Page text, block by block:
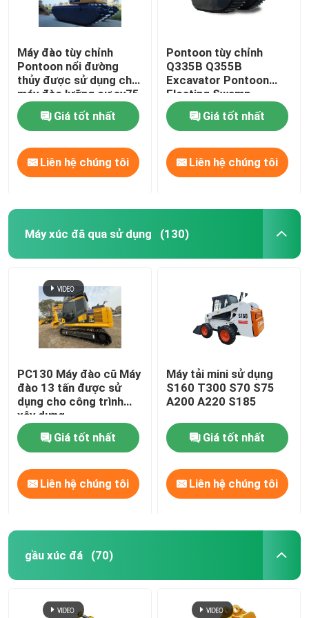
Máy đào tùy chỉnh
Pontoon nổi đường
thủy được sử dụng cho
máy đào lưỡng cư sy75
sk75 sy135 sy215
320d
Giá tốt nhất
Liên hệ chúng tôi
Pontoon tùy chỉnh
Q335B Q355B
Excavator Pontoon
Floating Swamp
Amphibious Pontoon
cho SANY SY135C
Giá tốt nhất
Liên hệ chúng tôi
Máy xúc đã qua sử dụng (130)
PC130 Máy đào cũ Máy
đào 13 tấn được sử
dụng cho công trình
xây dựng
Giá tốt nhất
Liên hệ chúng tôi
Máy tải mini sử dụng
S160 T300 S70 S75
A200 A220 S185
Giá tốt nhất
Liên hệ chúng tôi
gầu xúc đá (70)